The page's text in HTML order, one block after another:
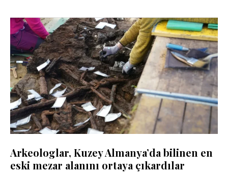
Arkeologlar, Kuzey Almanya’da bilinen en
eski mezar alanını ortaya çıkardılar